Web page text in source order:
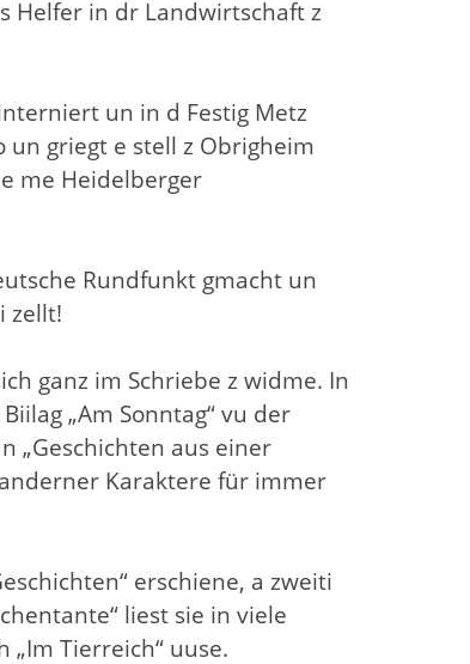
Helfer in dr Landwirtschaft z
un in d Festig Metz
griegt e stell z Obrigheim
me Heidelberger
Rundfunkt gmacht un
zellt!
ganz im Schriebe z widme. In
„Am Sonntag“ vu der
„Geschichten aus einer
Karaktere für immer
erschiene, a zweiti
liest sie in viele
Tierreich“ uuse.